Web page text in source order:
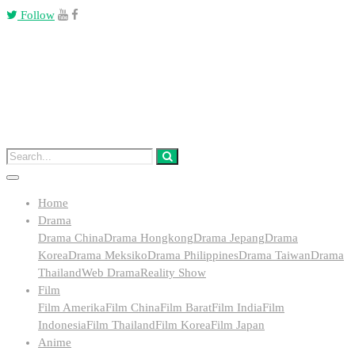
Follow
Home
Drama
Drama ChinaDrama HongkongDrama JepangDrama
KoreaDrama MeksikoDrama PhilippinesDrama TaiwanDrama
ThailandWeb DramaReality Show
Film
Film AmerikaFilm ChinaFilm BaratFilm IndiaFilm
IndonesiaFilm ThailandFilm KoreaFilm Japan
Anime